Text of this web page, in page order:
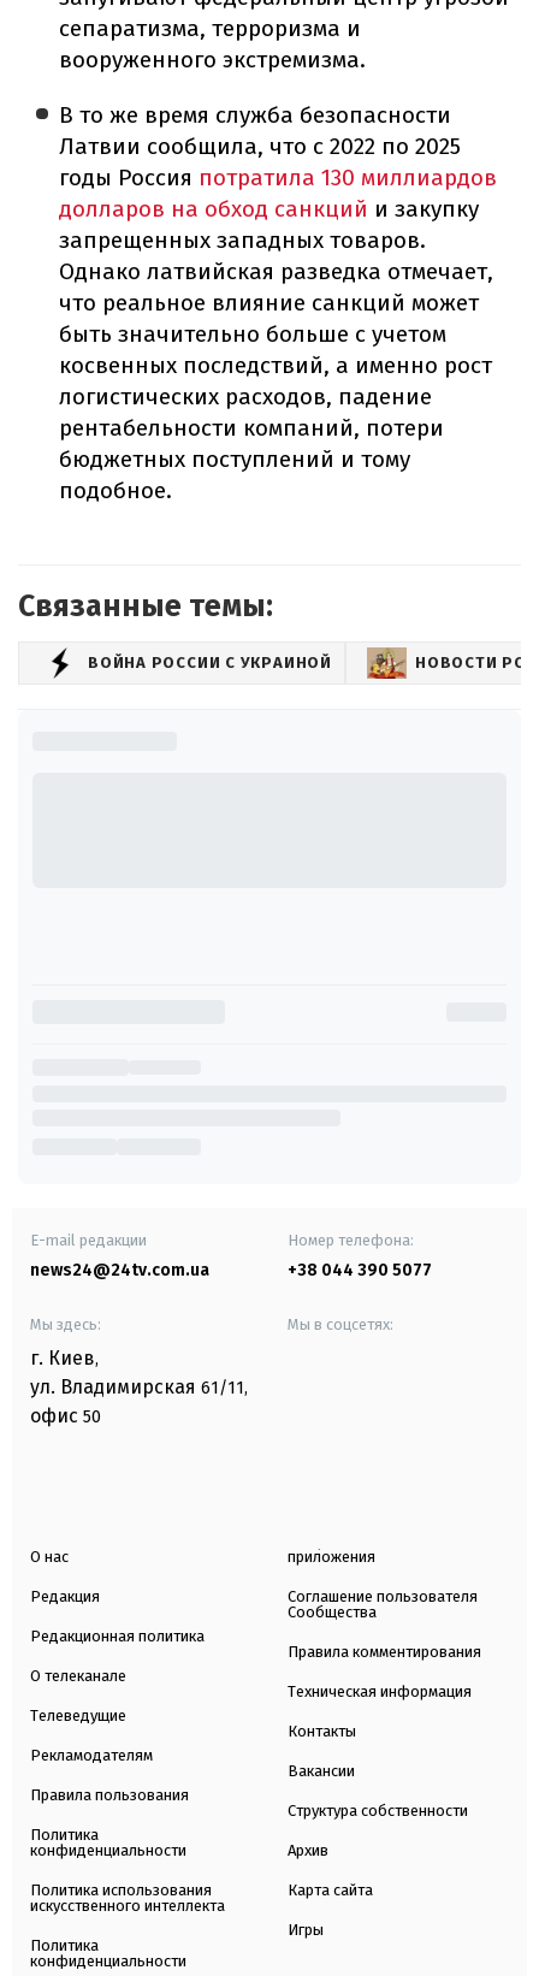
сепаратизма, терроризма и
вооруженного экстремизма.
В то же время служба безопасности
Латвии сообщила, что с 2022 по 2025
годы Россия потратила 130 миллиардов
долларов на обход санкций и закупку
запрещенных западных товаров.
Однако латвийская разведка отмечает,
что реальное влияние санкций может
быть значительно больше с учетом
косвенных последствий, а именно рост
логистических расходов, падение
рентабельности компаний, потери
бюджетных поступлений и тому
подобное.
Связанные темы:
ВОЙНА РОССИИ С УКРАИНОЙ НОВОСТИ
E-mail редакции
news24@24tv.com.ua
Номер телефона:
+38 044 390 5077
Мы здесь:
г. Киев,
ул. Владимирская 61/11,
офис 50
Мы в соцсетях:
О нас
Редакция
Редакционная политика
О телеканале
Телеведущие
Рекламодателям
Правила пользования
Политика
конфиденциальности
Политика использования
искусственного интеллекта
Политика
конфиденциальности
приложения
Соглашение пользователя
Сообщества
Правила комментирования
Техническая информация
Контакты
Вакансии
Структура собственности
Архив
Карта сайта
Игры